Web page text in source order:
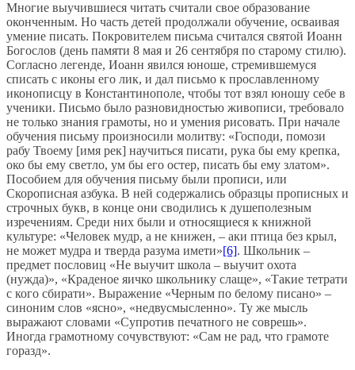
Многие выучившиеся читать считали свое образование
оконченным. Но часть детей продолжали обучение, осваивая
умение писать. Покровителем письма считался святой Иоанн
Богослов (день памяти 8 мая и 26 сентября по старому стилю).
Согласно легенде, Иоанн явился юноше, стремившемуся
списать с иконы его лик, и дал письмо к прославленному
иконописцу в Константинополе, чтобы тот взял юношу себе в
ученики. Письмо было разновидностью живописи, требовало
не только знания грамоты, но и умения рисовать. При начале
обучения письму произносили молитву: «Господи, помози
рабу Твоему [имя рек] научиться писати, рука бы ему крепка,
око бы ему светло, ум бы его остер, писать бы ему златом».
Пособием для обучения письму были прописи, или
Скорописная азбука. В ней содержались образцы прописных и
строчных букв, в конце они сводились к душеполезным
изречениям. Среди них были и относящиеся к книжной
культуре: «Человек мудр, а не книжен, – аки птица без крыл,
не может мудра и тверда разума имети»[6]. Школьник –
предмет пословиц «Не выучит школа – выучит охота
(нужда)», «Краденое яичко школьнику слаще», «Такие тетрати
с кого сбирати». Выражение «Черным по белому писано» –
синоним слов «ясно», «недвусмысленно». Ту же мысль
выражают словами «Супротив печатного не соврешь».
Иногда грамотному сочувствуют: «Сам не рад, что грамоте
горазд».